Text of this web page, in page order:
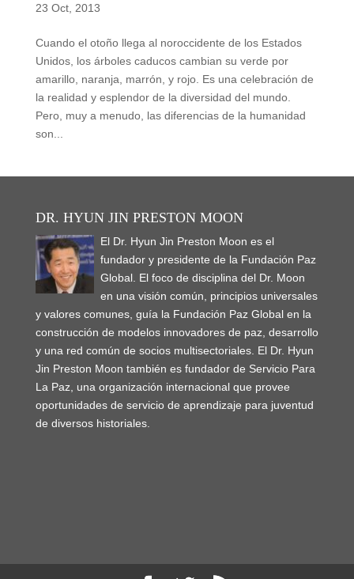
23 Oct, 2013
Cuando el otoño llega al noroccidente de los Estados
Unidos, los árboles caducos cambian su verde por
amarillo, naranja, marrón, y rojo. Es una celebración de
la realidad y esplendor de la diversidad del mundo.
Pero, muy a menudo, las diferencias de la humanidad
son...
DR. HYUN JIN PRESTON MOON
El Dr. Hyun Jin Preston Moon es el
fundador y presidente de la Fundación Paz
Global. El foco de disciplina del Dr. Moon
en una visión común, principios universales
y valores comunes, guía la Fundación Paz Global en la
construcción de modelos innovadores de paz, desarrollo
y una red común de socios multisectoriales. El Dr. Hyun
Jin Preston Moon también es fundador de Servicio Para
La Paz, una organización internacional que provee
oportunidades de servicio de aprendizaje para juventud
de diversos historiales.